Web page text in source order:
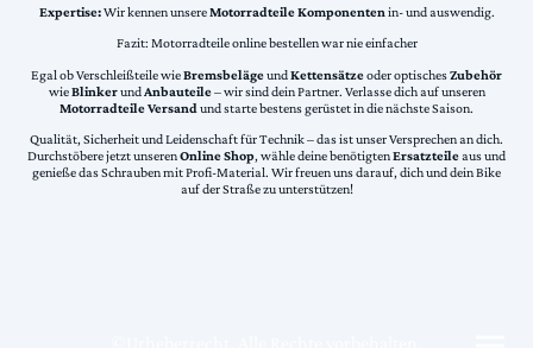
Expertise:Wir kennen unsereMotorradteile Komponentenin- und auswendig.
Fazit: Motorradteile online bestellen war nie einfacher
Egal ob Verschleißteile wieBremsbelägeundKettensätzeoder optischesZubehör
wieBlinkerundAnbauteile– wir sind dein Partner. Verlasse dich auf unseren
Motorradteile Versand und starte bestens gerüstet in die nächste Saison.
Qualität, Sicherheit und Leidenschaft für Technik – das ist unser Versprechen an dich.
Durchstöbere jetzt unserenOnline Shop, wähle deine benötigtenErsatzteileaus und
genieße das Schrauben mit Profi-Material. Wir freuen uns darauf, dich und dein Bike
auf der Straße zu unterstützen!